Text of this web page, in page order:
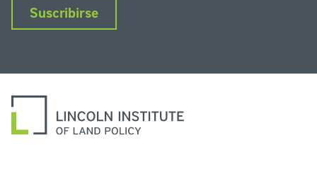
Suscribirse